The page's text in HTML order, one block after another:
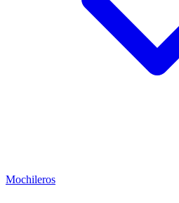
Mochileros